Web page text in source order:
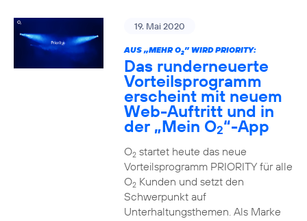
19. Mai 2020
AUS „MEHR O2” WIRD PRIORITY:
Das runderneuerte
Vorteilsprogramm
erscheint mit neuem
Web-Auftritt und in
der „Mein O2“-App
O2startet heute das neue
Vorteilsprogramm PRIORITY für alle
O2Kunden und setzt den
Schwerpunkt auf
Unterhaltungsthemen. Als Marke